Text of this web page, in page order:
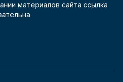
материалов сайта ссылка